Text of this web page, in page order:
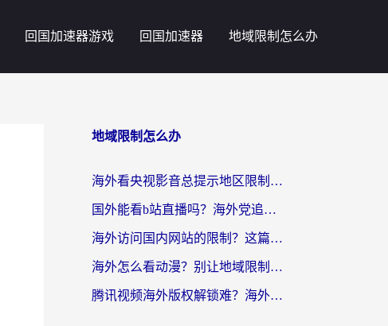
回国加速器游戏 回国加速器 地域限制怎么办
地域限制怎么办
海外看央视影音总提示地区限制？这篇教你选对回国加速器，流畅追剧不踩坑
国外能看b站直播吗？海外党追剧看片的终极解决方案来了
海外访问国内网站的限制？这篇攻略帮你无缝解锁12306、12123和国内影音
海外怎么看动漫？别让地域限制挡住你的追番快乐
腾讯视频海外版权解锁难？海外党亲测：选对回国加速器，追剧观影零障碍